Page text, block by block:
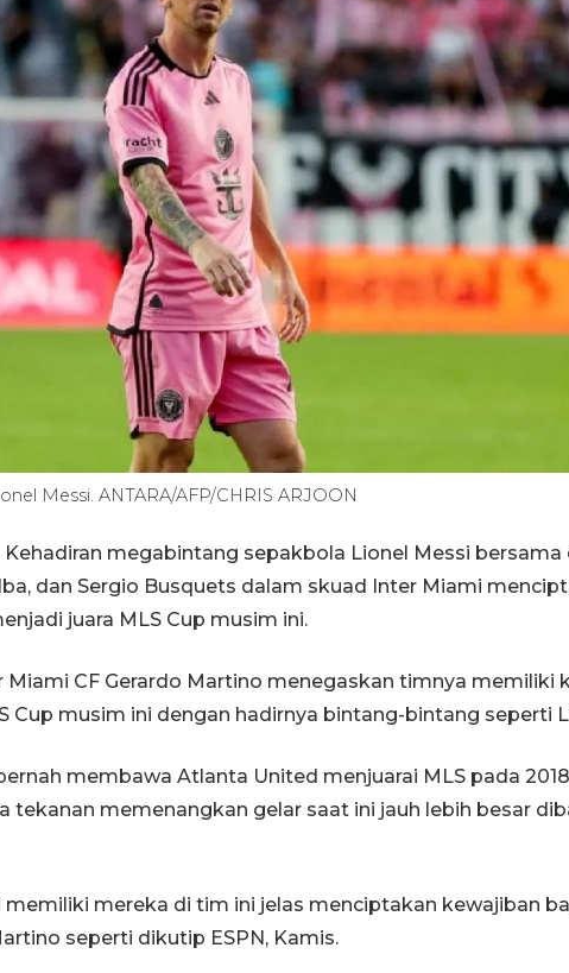
Messi. ANTARA/AFP/CHRIS ARJOON
Kehadiran megabintang sepakbola Lionel Messi bersama
dan Sergio Busquets dalam skuad Inter Miami
juara MLS Cup musim ini.
Miami CF Gerardo Martino menegaskan timnya memiliki
Cup musim ini dengan hadirnya bintang-bintang seperti
membawa Atlanta United menjuarai MLS pada
tekanan memenangkan gelar saat ini jauh lebih besar
mereka di tim ini jelas menciptakan kewajiban
seperti dikutip ESPN, Kamis.